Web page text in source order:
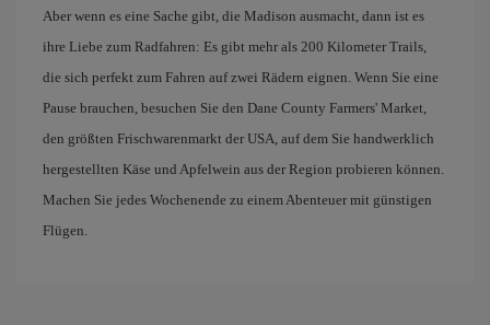
Aber wenn es eine Sache gibt, die Madison ausmacht, dann ist es
ihre Liebe zum Radfahren: Es gibt mehr als 200 Kilometer Trails,
die sich perfekt zum Fahren auf zwei Rädern eignen. Wenn Sie eine
Pause brauchen, besuchen Sie den Dane County Farmers' Market,
den größten Frischwarenmarkt der USA, auf dem Sie handwerklich
hergestellten Käse und Apfelwein aus der Region probieren können.
Machen Sie jedes Wochenende zu einem Abenteuer mit günstigen
Flügen.